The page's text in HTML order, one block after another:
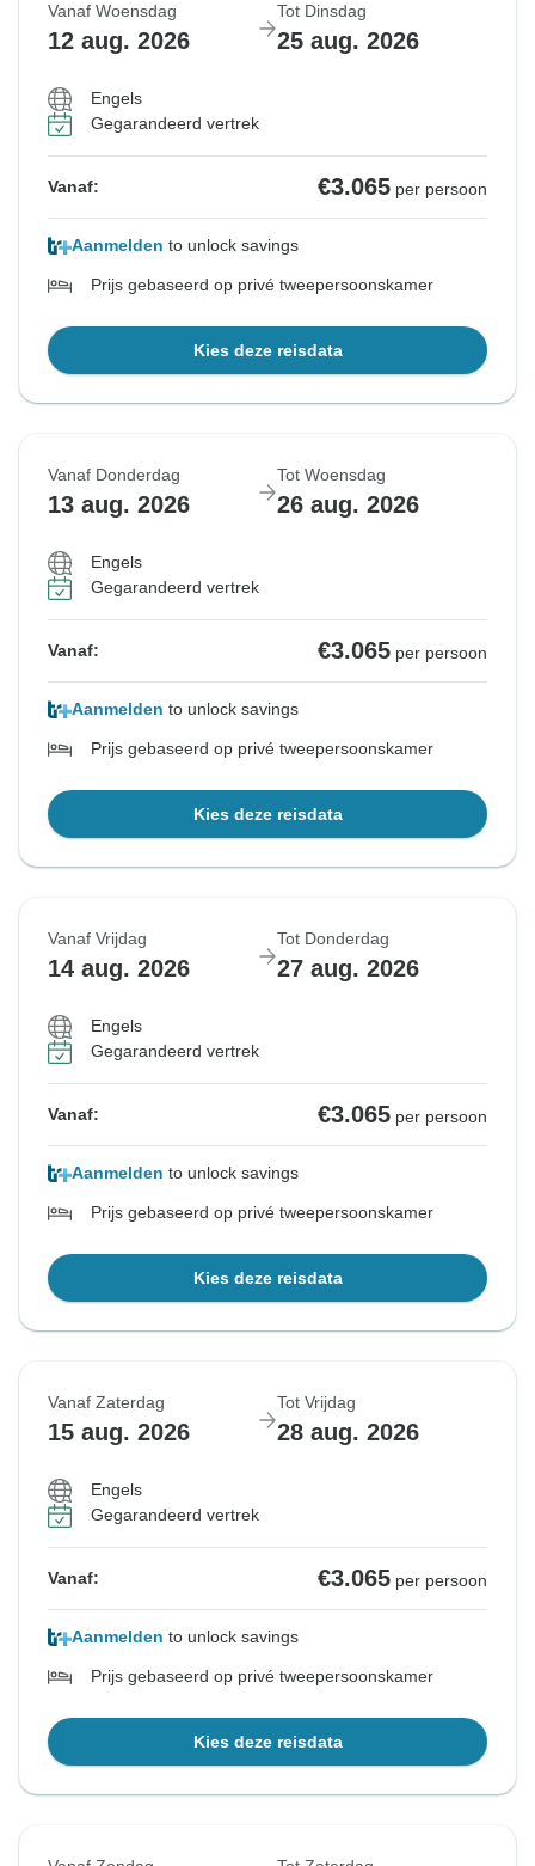
Vanaf Woensdag
12 aug. 2026
Tot Dinsdag
25 aug. 2026
Engels
Gegarandeerd vertrek
Vanaf: €3.065 per persoon
Aanmelden to unlock savings
Prijs gebaseerd op privé tweepersoonskamer
Kies deze reisdata
Vanaf Donderdag
13 aug. 2026
Tot Woensdag
26 aug. 2026
Engels
Gegarandeerd vertrek
Vanaf: €3.065 per persoon
Aanmelden to unlock savings
Prijs gebaseerd op privé tweepersoonskamer
Kies deze reisdata
Vanaf Vrijdag
14 aug. 2026
Tot Donderdag
27 aug. 2026
Engels
Gegarandeerd vertrek
Vanaf: €3.065 per persoon
Aanmelden to unlock savings
Prijs gebaseerd op privé tweepersoonskamer
Kies deze reisdata
Vanaf Zaterdag
15 aug. 2026
Tot Vrijdag
28 aug. 2026
Engels
Gegarandeerd vertrek
Vanaf: €3.065 per persoon
Aanmelden to unlock savings
Prijs gebaseerd op privé tweepersoonskamer
Kies deze reisdata